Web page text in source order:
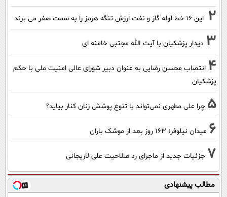
2 این 16 خط لوله گاز و نفت ارزش تنگه هرمز را به سمت صفر می برند
3 دیدار پزشکیان با آیت الله مجتبی خامنه ای
4 انتصاب محسن رضایی به عنوان دبیر شورای عالی امنیت ملی با حکم
پزشکیان
5 چرا علی مطهری نمی‌تواند با تنوع پوشش زنان کنار بیاید؟
6 میدان نیلوفر؛ ۱۶۳ روز بعد از موشک باران
7 جزئیات جدید از ماجرای رد صلاحیت علی لاریجانی
مطالب پیشنهادی